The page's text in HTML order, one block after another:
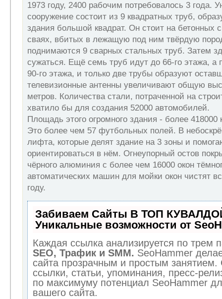
1973 году, 2400 рабочим потребовалось 3 года.
сооружение состоит из 9 квадратных труб,
здания большой квадрат. Он стоит на бетонных
сваях, вбитых в лежащую под ним твёрдую
поднимаются 9 сварных стальных труб. Затем
сужаться. Ещё семь труб идут до 66-го этажа, а
90-го этажа, и только две трубы образуют
телевизионные антенны увеличивают общую
метров. Количества стали, потраченной на
хватило бы для создания 52000 автомобилей.
Площадь этого огромного здания - более 418000
Это более чем 57 футбольных полей. В
лифта, которые делят здание на 3 зоны и
ориентироваться в нём. Огнеупорный остов
чёрного алюминия с более чем 16000 окон
автоматических машин для мойки окон чистят
году.
Забиваем Сайты В ТОП
Уникальные возможности от
Каждая ссылка анализируется по трем
SEO, Трафик и SMM. SeoHammer
сайта прозрачным и простым
ссылки, статьи, упоминания, пресс-
по максимуму потенциал SeoHammer
вашего сайта.